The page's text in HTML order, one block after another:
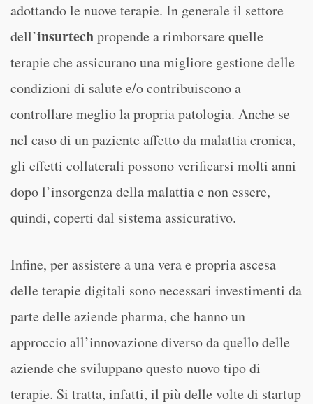
adottando le nuove terapie. In generale il settore
dell’insurtechpropende a rimborsare quelle
terapie che assicurano una migliore gestione delle
condizioni di salute e/o contribuiscono a
controllare meglio la propria patologia. Anche se
nel caso di un paziente affetto da malattia cronica,
gli effetti collaterali possono verificarsi molti anni
dopo l’insorgenza della malattia e non essere,
quindi, coperti dal sistema assicurativo.
Infine, per assistere a una vera e propria ascesa
delle terapie digitali sono necessari investimenti da
parte delle aziende pharma, che hanno un
approccio all’innovazione diverso da quello delle
aziende che sviluppano questo nuovo tipo di
terapie. Si tratta, infatti, il più delle volte di startup